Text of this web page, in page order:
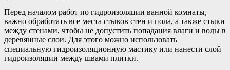
Перед началом работ по гидроизоляции ванной комнаты,
важно обработать все места стыков стен и пола, а также стыки
между стенами, чтобы не допустить попадания влаги и воды в
деревянные слои. Для этого можно использовать
специальную гидроизоляционную мастику или нанести слой
гидроизоляции между швами плитки.